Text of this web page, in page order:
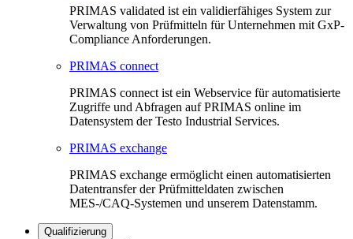
PRIMAS validated ist ein validierfähiges System zur
Verwaltung von Prüfmitteln für Unternehmen mit GxP-
Compliance Anforderungen.
PRIMAS connect
PRIMAS connect ist ein Webservice für automatisierte
Zugriffe und Abfragen auf PRIMAS online im
Datensystem der Testo Industrial Services.
PRIMAS exchange
PRIMAS exchange ermöglicht einen automatisierten
Datentransfer der Prüfmitteldaten zwischen
MES-/CAQ-Systemen und unserem Datenstamm.
Qualifizierung